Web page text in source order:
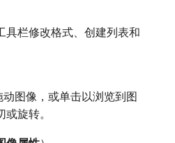
具栏修改格式、创建列表和
图像，或单击以浏览到图
旋转。